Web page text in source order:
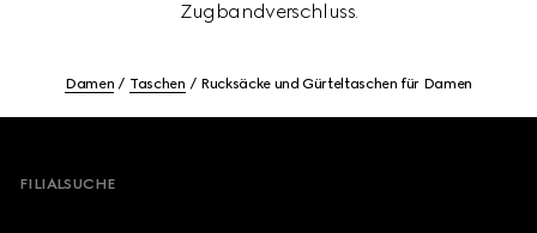
Zugbandverschluss.
Damen Taschen Rucksäcke und Gürteltaschen für Damen
FILIALSUCHE